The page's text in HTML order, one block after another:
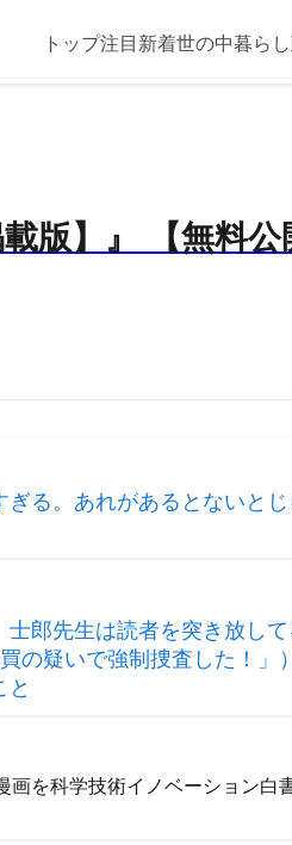
トップ注目新着世の中暮らし
載版】』 【無料
る。あれがあるとないと
郎先生は読者を突き放し
の疑いで強制捜査した！」
を科学技術イノベーション白